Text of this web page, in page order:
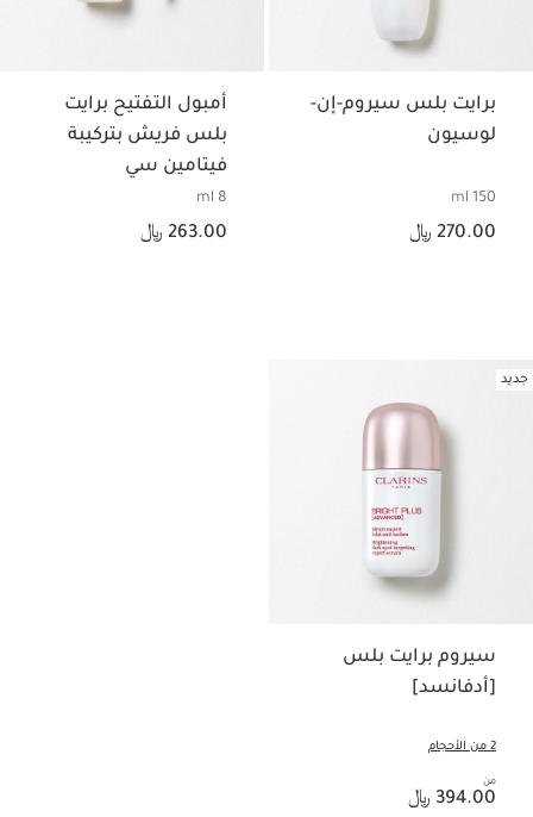
برايت بلس سيروم-إن-
لوسيون
150 ml
السعر الحالي هو 270.00 ﷼
270.00 ﷼
أمبول التفتيح برايت
بلس فريش بتركيبة
فيتامين سي
8 ml
السعر الحالي هو 263.00 ﷼
263.00 ﷼
جديد
سيروم برايت بلس
[أدفانسد]
2 من الأحجام
من
السعر الحالي هو 394.00 ﷼
394.00 ﷼